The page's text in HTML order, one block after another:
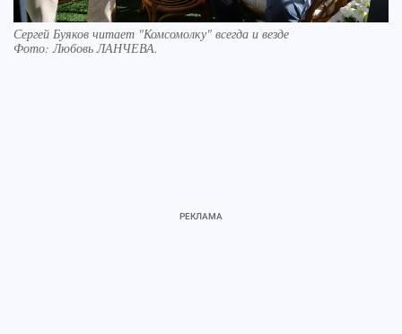
Сергей Буяков читает "Комсомолку" всегда и везде
Фото:Любовь ЛАНЧЕВА.